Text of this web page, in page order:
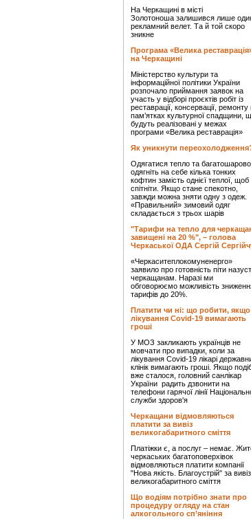
На Черкащині в місті
Золотоноша залишився лише
рекламний велет. Та й той скоро
зникне
Програма «Велика
на Черкащині
Міністерство культури та
інформаційної політики України
розпочало приймання заявок на
участь у відборі проєктів робіт із
реставрації, консервації, ремонту
пам’ятках культурної спадщини,
будуть реалізовані у межах
програми «Велика реставрація»
Як уникнути
Одягатися тепло та
одягніть на себе кілька тонких
кофтин замість однієї теплої, щоб
спітніти. Якщо стане спекотно,
завжди можна зняти одну з одеж.
«Правильний» зимовий одяг
складається з трьох шарів
"Тарифи на тепло для
завищені на 20 %", – голова
Черкаської ОДА Сергій
«Черкаситеплокомуненерго»
заявило про готовність піти
черкащанам. Наразі ми
обговорюємо можливість
тарифів до 20%.
Платити чи ні: що робити, якщо
лікування Covid-19 вимагають
гроші
У МОЗ закликають українців не
мовчати про випадки, коли за
лікування Covid-19 лікарі
клінік вимагають гроші. Якщо
вже сталося, головний санлікар
України радить дзвонити на
телефони гарячої лінії
служби здоров'я
Черкащани відмовляються
платити за вивіз
великогабаритного сміття
Платіжки є, а послуг – немає.
черкаських багатоповерхівок
відмовляються платити компанії
"Нова якість. Благоустрій" за вивіз
великогабаритного сміття
Що водіям потрібно знати про
процедуру огляду на стан
алкогольного сп’яніння